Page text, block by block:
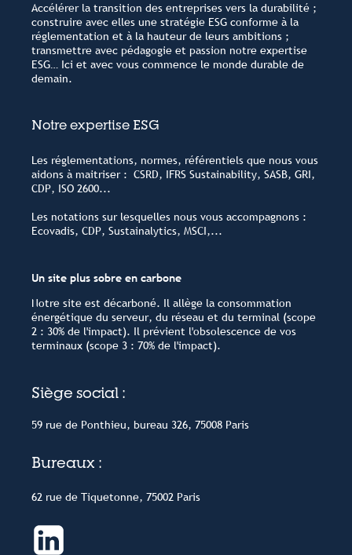
Accélérer la transition des entreprises vers la durabilité ;
construire avec elles une stratégie ESG conforme à la
réglementation et à la hauteur de leurs ambitions ;
transmettre avec pédagogie et passion notre expertise
ESG… Ici et avec vous commence le monde durable de
demain.
Notre expertise ESG
Les réglementations, normes, référentiels que nous vous
aidons à maitriser : CSRD, IFRS Sustainability, SASB, GRI,
CDP, ISO 2600...
Les notations sur lesquelles nous vous accompagnons :
Ecovadis, CDP, Sustainalytics, MSCI,...
Un site plus sobre en carbone
Notre site est décarboné. Il allège la consommation
énergétique du serveur, du réseau et du terminal (scope
2 : 30% de l'impact). Il prévient l'obsolescence de vos
terminaux (scope 3 : 70% de l'impact).
Siège social :
59 rue de Ponthieu, bureau 326, 75008 Paris
Bureaux :
62 rue de Tiquetonne, 75002 Paris